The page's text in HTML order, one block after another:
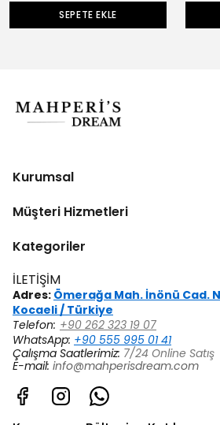
SEPETE EKLE
Kurumsal
Müşteri Hizmetleri
Kategoriler
İLETİŞİM
Adres: Ömerağa Mah. İnönü Cad.
Kocaeli / Türkiye
Telefon: +90 262 323 19 07
WhatsApp: +90 555 995 01 41
Çalışma Saatlerimiz: 7/24 Online Satış
E-mail: info@mahperisdream.com